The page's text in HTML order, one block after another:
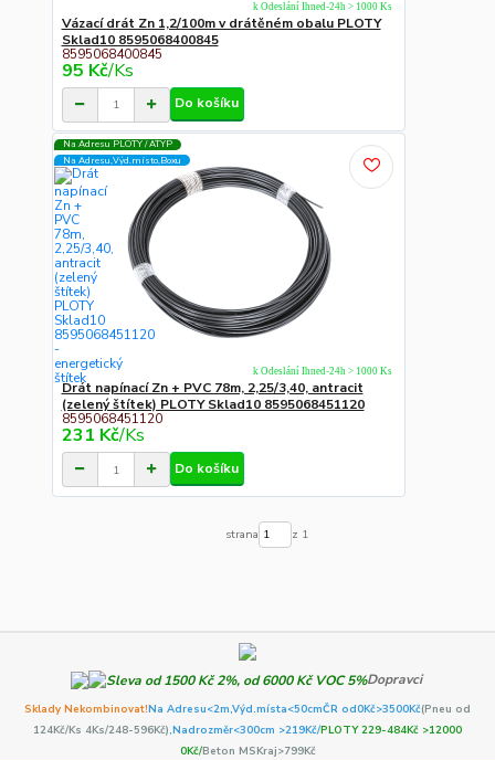
Vázací drát Zn 1,2/100m v drátěném obalu PLOTY
Sklad10 8595068400845
8595068400845
95 Kč/Ks
k Odeslání Ihned-24h > 1000 Ks
Do košíku
Na Adresu PLOTY / ATYP
Na Adresu,Výd.místo,Boxu
Drát napínací Zn + PVC 78m, 2,25/3,40, antracit
(zelený štítek) PLOTY Sklad10 8595068451120
8595068451120
231 Kč/Ks
k Odeslání Ihned-24h > 1000 Ks
Do košíku
strana z 1
Dopravci
Sklady Nekombinovat!Na Adresu<2m,Výd.místa<50cmČR od0Kč>3500Kč(Pneu od
124Kč/Ks 4Ks/248-596Kč),Nadrozměr<300cm >219Kč/PLOTY 229-484Kč >12000
0Kč/Beton MSKraj>799Kč